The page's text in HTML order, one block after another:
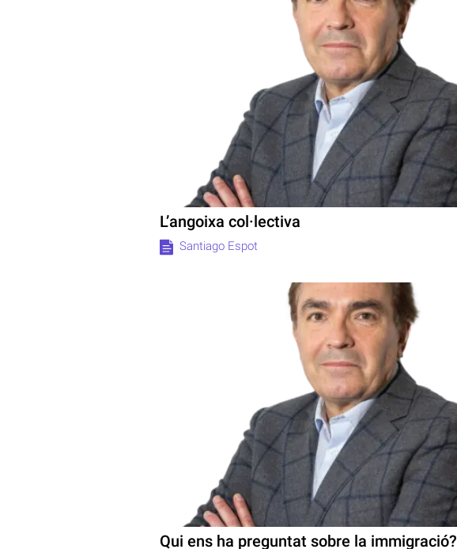
L’angoixa col·lectiva
Santiago Espot
Qui ens ha preguntat sobre la immigració?